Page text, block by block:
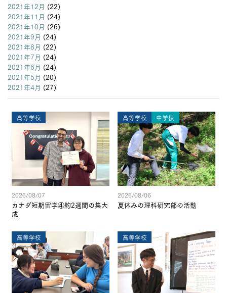
2021年12月 (22)
2021年11月 (24)
2021年10月 (26)
2021年9月 (24)
2021年8月 (22)
2021年7月 (24)
2021年6月 (24)
2021年5月 (20)
2021年4月 (27)
高等学校
2026/08/07
カナダ短期留学④約2週間の集大
成
高等学校 中学校
2026/08/06
夏休みの理科研究部の活動
高等学校 高等学校